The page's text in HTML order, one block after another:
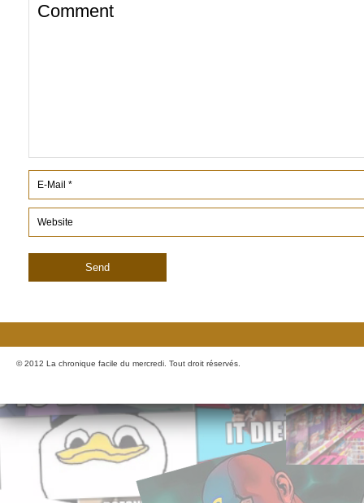
© 2012 La chronique facile du mercredi. Tout droit réservés.